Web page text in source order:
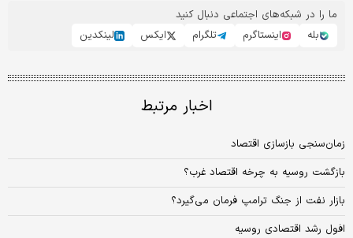
ما را در شبکه‌های اجتماعی دنبال کنید
بله
اینستاگرم تلگرام ایکس لینکدین
اخبار مرتبط
زمان‌سنجی بازسازی اقتصاد
بازگشت روسیه به چرخه اقتصاد غرب؟
بازار نفت از جنگ ترامپ فرمان می‌‌‌گیرد؟
افول رشد اقتصادی روسیه